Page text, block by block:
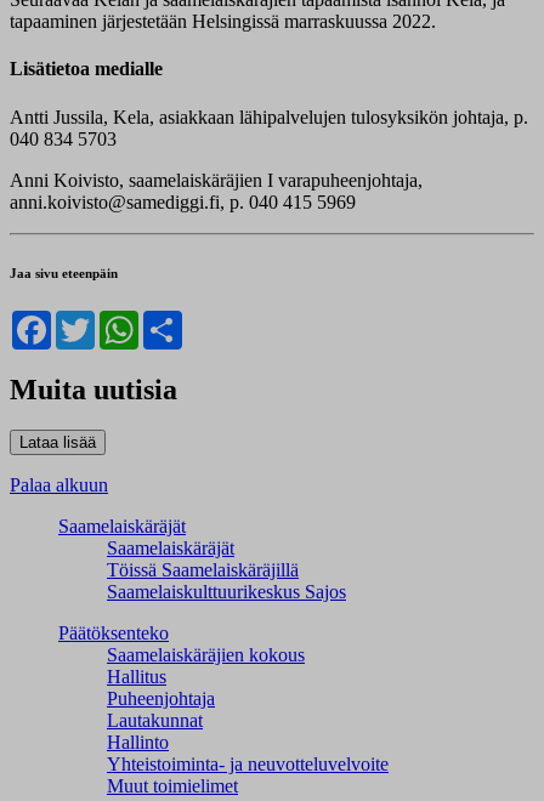
tapaaminen järjestetään Helsingissä marraskuussa 2022.
Lisätietoa medialle
Antti Jussila, Kela, asiakkaan lähipalvelujen tulosyksikön johtaja, p.
040 834 5703
Anni Koivisto, saamelaiskäräjien I varapuheenjohtaja,
anni.koivisto@samediggi.fi, p. 040 415 5969
Jaa sivu eteenpäin
Facebook
TwitterWhatsApp
Muita uutisia
Palaa alkuun
Saamelaiskäräjät
Saamelaiskäräjät
Töissä Saamelaiskäräjillä
Saamelaiskulttuuri­keskus Sajos
Päätöksenteko
Saamelaiskäräjien kokous
Hallitus
Puheenjohtaja
Lautakunnat
Hallinto
Yhteistoiminta- ja neuvotteluvelvoite
Muut toimielimet